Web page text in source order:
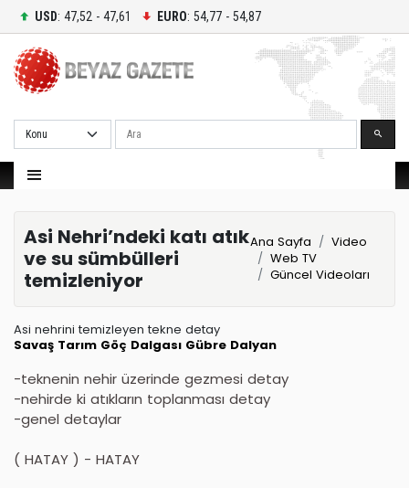
USD: 47,52 - 47,61 EURO: 54,77 - 54,87
Ara
Asi Nehri’ndeki katı atık
ve su sümbülleri
temizleniyor
Ana Sayfa
Video
Web TV
Güncel Videoları
Asi nehrini temizleyen tekne detay
Savaş Tarım Göç Dalgası Gübre Dalyan
-teknenin nehir üzerinde gezmesi detay
-nehirde ki atıkların toplanması detay
-genel detaylar
( HATAY ) - HATAY